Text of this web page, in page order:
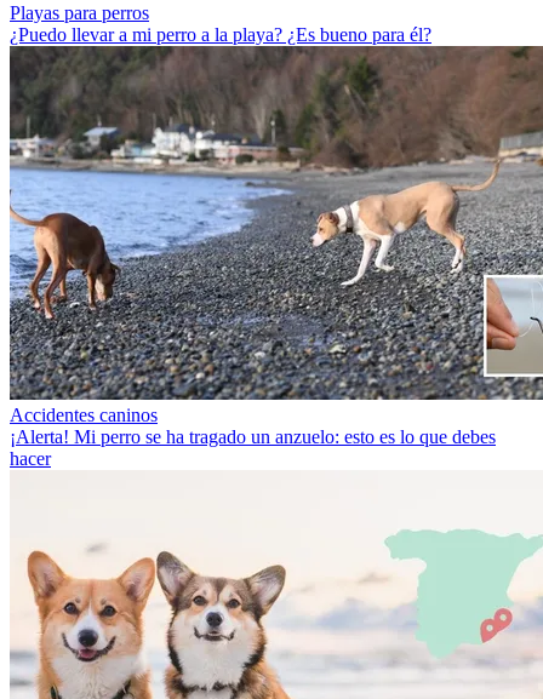
Playas para perros
¿Puedo llevar a mi perro a la playa? ¿Es bueno para él?
Accidentes caninos
¡Alerta! Mi perro se ha tragado un anzuelo: esto es lo que debes
hacer